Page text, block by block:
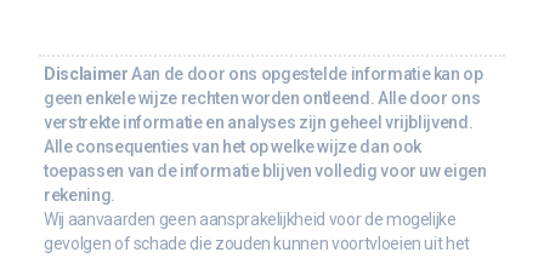
Disclaimer Aan de door ons opgestelde informatie kan op
geen enkele wijze rechten worden ontleend. Alle door ons
verstrekte informatie en analyses zijn geheel vrijblijvend.
Alle consequenties van het op welke wijze dan ook
toepassen van de informatie blijven volledig voor uw eigen
rekening.
Wij aanvaarden geen aansprakelijkheid voor de mogelijke
gevolgen of schade die zouden kunnen voortvloeien uit het